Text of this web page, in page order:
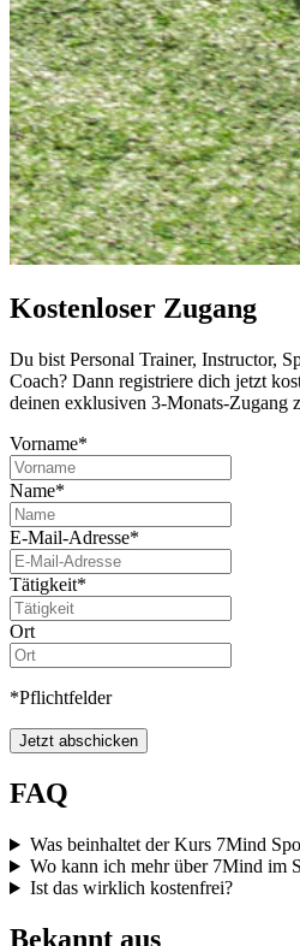
Kostenloser Zugang
Du bist Per­so­nal Trai­ner, Instruc­tor,
Coach? Dann regis­triere dich jetzt
deinen exklu­si­ven 3-Monats-Zugang
Vorname*
Name*
E-Mail-Adresse*
Tätigkeit*
Ort
*Pflichtfelder
Jetzt abschicken
FAQ
Was beinhaltet der Kurs 7Mind
Wo kann ich mehr über 7Mind im
Ist das wirklich kostenfrei?
Bekannt aus